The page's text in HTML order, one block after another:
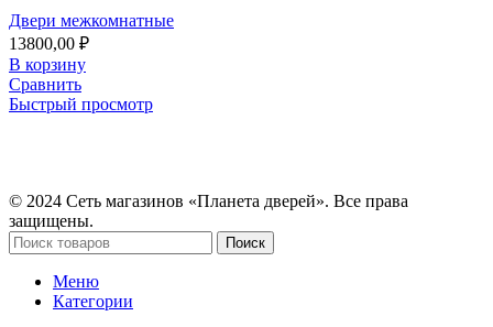
Двери межкомнатные
13800,00 ₽
В корзину
Сравнить
Быстрый просмотр
© 2024 Сеть магазинов «Планета дверей». Все права
защищены.
Поиск
Меню
Категории